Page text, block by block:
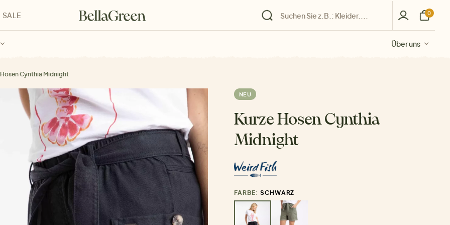
Über uns
Über uns
Über uns
für Kinder Über uns
SALE
Über uns
0
Hosen Cynthia Midnight
NEU
Kurze Hosen Cynthia
Midnight
FARBE: SCHWARZ